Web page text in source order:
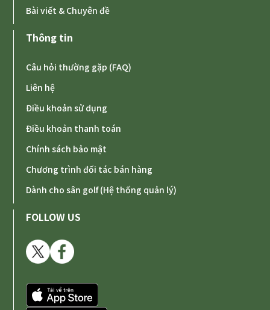
Bài viết & Chuyên đề
Thông tin
Câu hỏi thường gặp (FAQ)
Liên hệ
Điều khoản sử dụng
Điều khoản thanh toán
Chính sách bảo mật
Chương trình đối tác bán hàng
Dành cho sân golf (Hệ thống quản lý)
FOLLOW US